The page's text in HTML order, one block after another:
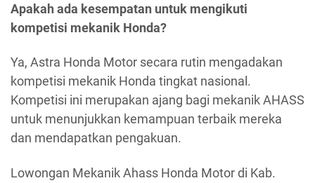
Apakah ada kesempatan untuk mengikuti
kompetisi mekanik Honda?
Ya, Astra Honda Motor secara rutin mengadakan
kompetisi mekanik Honda tingkat nasional.
Kompetisi ini merupakan ajang bagi mekanik AHASS
untuk menunjukkan kemampuan terbaik mereka
dan mendapatkan pengakuan.
Lowongan Mekanik Ahass Honda Motor di Kab.